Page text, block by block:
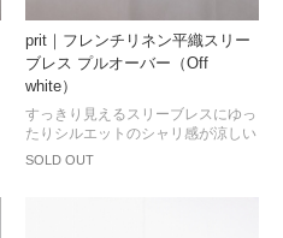
prit｜フレンチリネン平織スリー
ブレス プルオーバー（Off
white）
SOLD OUT
すっきり見えるスリーブレスにゆっ
たりシルエットのシャリ感が涼しい